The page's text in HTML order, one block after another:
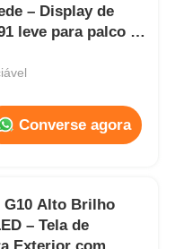
– Display de
leve para palco e
Converse agora
G10 Alto Brilho
– Tela de